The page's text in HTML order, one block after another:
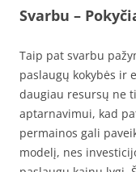
Svarbu –
Taip pat svarbu
paslaugų kokybės ir
daugiau resursų ne
aptarnavimui, kad
permainos gali
modelį, nes